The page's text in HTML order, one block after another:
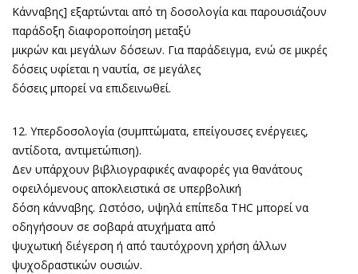
Κάνναβης] εξαρτώνται από τη δοσολογία και παρουσιάζουν
παράδοξη διαφοροποίηση μεταξύ
μικρών και μεγάλων δόσεων. Για παράδειγμα, ενώ σε μικρές
δόσεις υφίεται η ναυτία, σε μεγάλες
δόσεις μπορεί να επιδεινωθεί.
12. Υπερδοσολογία (συμπτώματα, επείγουσες ενέργειες,
αντίδοτα, αντιμετώπιση).
Δεν υπάρχουν βιβλιογραφικές αναφορές για θανάτους
οφειλόμενους αποκλειστικά σε υπερβολική
δόση κάνναβης. Ωστόσο, υψηλά επίπεδα THC μπορεί να
οδηγήσουν σε σοβαρά ατυχήματα από
ψυχωτική διέγερση ή από ταυτόχρονη χρήση άλλων
ψυχοδραστικών ουσιών.